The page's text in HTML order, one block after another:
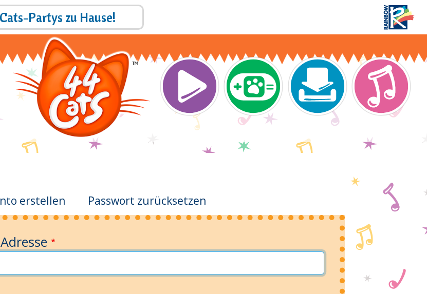
Direkt
zum
Partys zu Hause! Zahlreiche Ideen für tolle 44 Cats-Partys zu
Main navigation
erstellen Passwort zurücksetzen